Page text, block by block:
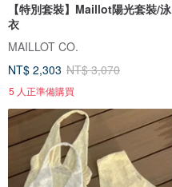
【特別套裝】Maillot陽光套裝/泳
衣
MAILLOT CO.
NT$ 2,303 NT$ 3,070
5 人正準備購買